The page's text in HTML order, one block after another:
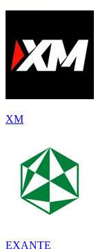
XM
EXANTE